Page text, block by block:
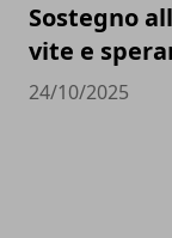
Sostegno
vite e
24/10/2025